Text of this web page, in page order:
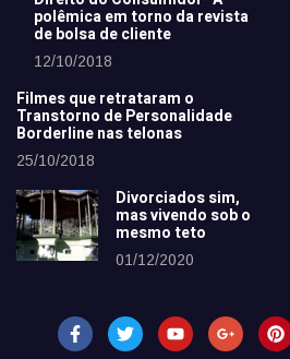
polêmica em torno da revista
de bolsa de cliente
12/10/2018
Filmes que retrataram o
Transtorno de Personalidade
Borderline nas telonas
25/10/2018
Divorciados sim,
mas vivendo sob o
mesmo teto
01/12/2020